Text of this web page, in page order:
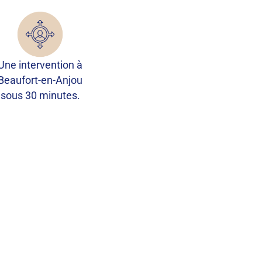
intervention à
en-Anjou
sous 30 minutes.